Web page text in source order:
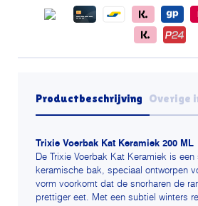
Productbeschrijving Overige
Trixie Voerbak Kat Keramiek 200 ML
De Trixie Voerbak Kat Keramiek is
keramische bak, speciaal ontworpen
vorm voorkomt dat de snorharen de
prettiger eet. Met een subtiel winters